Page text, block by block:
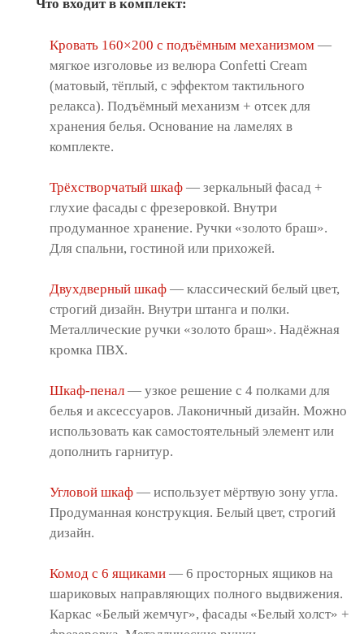
Что входит в комплект:
Кровать 160×200 с подъёмным механизмом —
мягкое изголовье из велюра Confetti Cream
(матовый, тёплый, с эффектом тактильного
релакса). Подъёмный механизм + отсек для
хранения белья. Основание на ламелях в
комплекте.
Трёхстворчатый шкаф — зеркальный фасад +
глухие фасады с фрезеровкой. Внутри
продуманное хранение. Ручки «золото браш».
Для спальни, гостиной или прихожей.
Двухдверный шкаф — классический белый цвет,
строгий дизайн. Внутри штанга и полки.
Металлические ручки «золото браш». Надёжная
кромка ПВХ.
Шкаф-пенал — узкое решение с 4 полками для
белья и аксессуаров. Лаконичный дизайн. Можно
использовать как самостоятельный элемент или
дополнить гарнитур.
Угловой шкаф — использует мёртвую зону угла.
Продуманная конструкция. Белый цвет, строгий
дизайн.
Комод с 6 ящиками — 6 просторных ящиков на
шариковых направляющих полного выдвижения.
Каркас «Белый жемчуг», фасады «Белый холст» +